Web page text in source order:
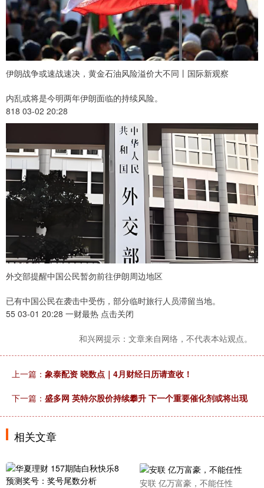
伊朗战争或速战速决，黄金石油风险溢价大不同丨国际新观察
内乱或将是今明两年伊朗面临的持续风险。
818 03-02 20:28
外交部提醒中国公民暂勿前往伊朗周边地区
已有中国公民在袭击中受伤，部分临时旅行人员滞留当地。
55 03-01 20:28 一财最热 点击关闭
和兴网提示：文章来自网络，不代表本站观点。
上一篇： 象泰配资 晓数点｜4月财经日历请查收！
下一篇： 盛多网 英特尔股价持续攀升 下一个重要催化剂或将出现
相关文章
安联 亿万富豪，不能任性